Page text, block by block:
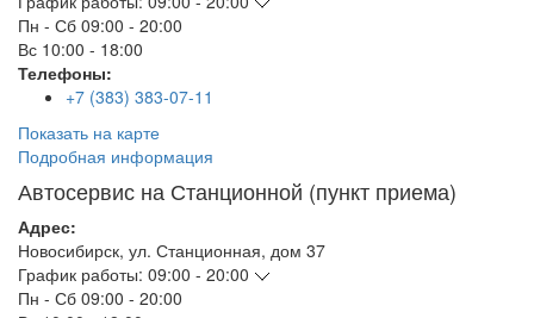
Пн - Сб 09:00 - 20:00
Вс 10:00 - 18:00
Телефоны:
+7 (383) 383-07-11
Показать на карте
Подробная информация
Автосервис на Станционной (пункт приема)
Адрес:
Новосибирск, ул. Станционная, дом 37
График работы: 09:00 - 20:00
Пн - Сб 09:00 - 20:00